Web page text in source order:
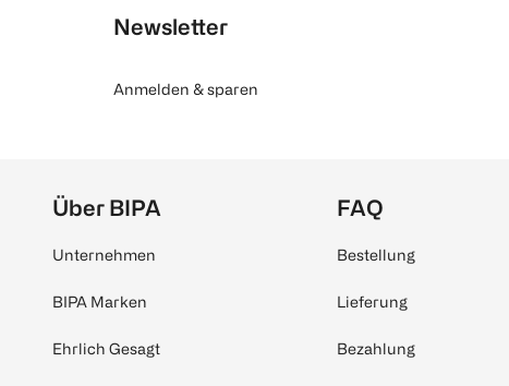
Newsletter
Anmelden & sparen
Über BIPA
Unternehmen
BIPA Marken
Ehrlich Gesagt
FAQ
Bestellung
Lieferung
Bezahlung